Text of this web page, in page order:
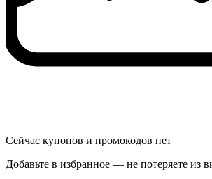
Сейчас купонов и промокодов нет
Добавьте в избранное — не потеряете из